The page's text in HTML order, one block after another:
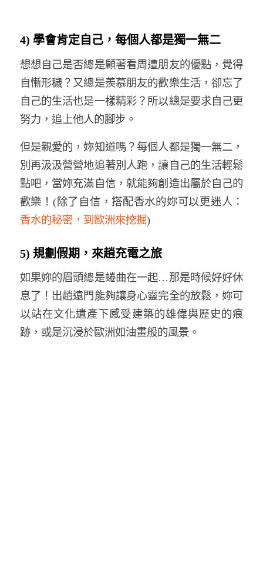
4) 學會肯定自己，每個人都是獨一無二
想想自己是否總是顧著看周遭朋友的優點，覺得
自慚形穢？又總是羨慕朋友的歡樂生活，卻忘了
自己的生活也是一樣精彩？所以總是要求自己更
努力，追上他人的腳步。
但是親愛的，妳知道嗎？每個人都是獨一無二，
別再汲汲營營地追著別人跑，讓自己的生活輕鬆
點吧，當妳充滿自信，就能夠創造出屬於自己的
歡樂！(除了自信，搭配香水的妳可以更迷人：
香水的秘密，到歐洲來挖掘)
5) 規劃假期，來趟充電之旅
如果妳的眉頭總是蜷曲在一起…那是時候好好休
息了！出趟遠門能夠讓身心靈完全的放鬆，妳可
以站在文化遺產下感受建築的雄偉與歷史的痕
跡，或是沉浸於歐洲如油畫般的風景。